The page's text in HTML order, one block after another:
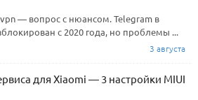
— вопрос с нюансом. Telegram в
с 2020 года, но проблемы ...
3 августа
для Xiaomi — 3 настройки MIUI